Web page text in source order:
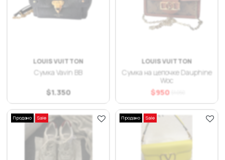
LOUIS VUITTON
Сумка Vavin BB
1.350
$
LOUIS VUITTON
Сумка на цепочке Dauphine
Woc
950
$
Продано Sale Продано Sale